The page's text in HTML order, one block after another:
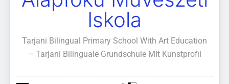
Iskola
Tarjani Bilingual Primary School With Art Education
– Tarjani Bilinguale Grundschule Mit Kunstprofil